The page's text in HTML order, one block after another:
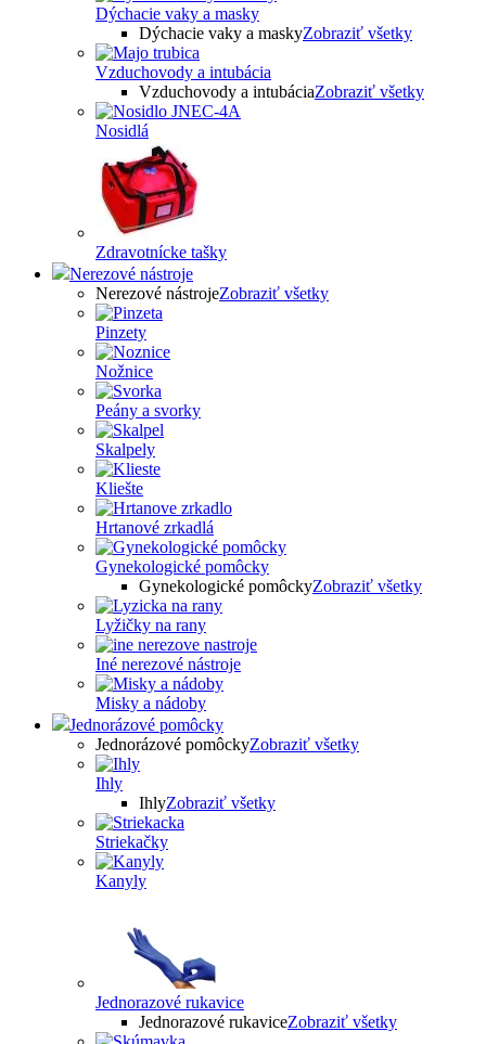
Dýchacie vaky a masky
Dýchacie vaky a maskyZobraziť všetky
Vzduchovody a intubácia
Vzduchovody a intubáciaZobraziť všetky
Nosidlá
Zdravotnícke tašky
Nerezové nástroje
Nerezové nástrojeZobraziť všetky
Pinzety
Nožnice
Peány a svorky
Skalpely
Kliešte
Hrtanové zrkadlá
Gynekologické pomôcky
Gynekologické pomôckyZobraziť všetky
Lyžičky na rany
Iné nerezové nástroje
Misky a nádoby
Jednorázové pomôcky
Jednorázové pomôckyZobraziť všetky
Ihly
IhlyZobraziť všetky
Striekačky
Kanyly
Jednorazové rukavice
Jednorazové rukaviceZobraziť všetky